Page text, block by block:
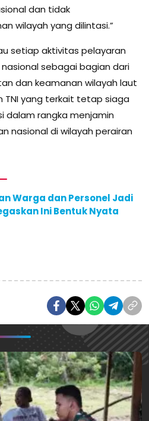
dan tidak
wilayah yang dilintasi.”
setiap aktivitas pelayaran
nasional sebagai bagian dari
dan keamanan wilayah laut
TNI yang terkait tetap siaga
dalam rangka menjamin
nasional di wilayah perairan
Warga dan Personel Jadi
Ini Bentuk Nyata